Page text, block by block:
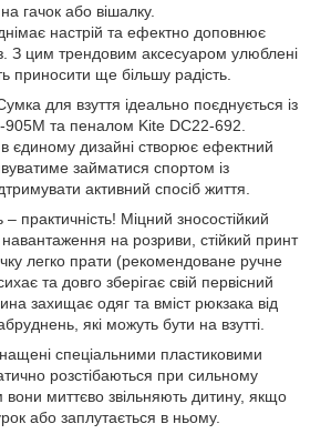
гачок або вішалку.
настрій та ефектно доповнює
З цим трендовим аксесуаром улюблені
приносити ще більшу радість.
для взуття ідеально поєднується із
та пеналом Kite DC22-692.
єдиному дизайні створює ефектний
займатися спортом із
активний спосіб життя.
– практичність! Міцний зносостійкий
на розриви, стійкий принт
легко прати (рекомендоване ручне
та довго зберігає свій первісний
захищає одяг та вміст рюкзака від
які можуть бути на взутті.
спеціальними пластиковими
розстібаються при сильному
вони миттєво звільняють дитину, якщо
або заплутається в ньому.